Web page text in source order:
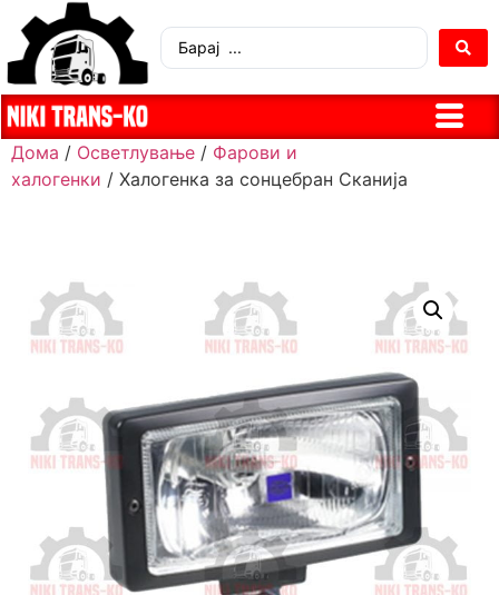
Дома / Осветлување / Фарови и
халогенки / Халогенка за сонцебран Сканија